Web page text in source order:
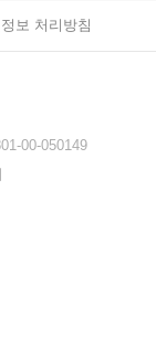
보 처리방침
00-050149